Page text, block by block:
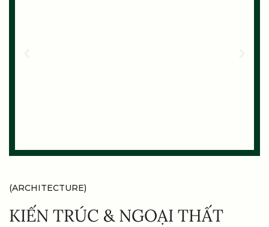
(ARCHITECTURE)
KIẾN TRÚC & NGOẠI THẤT